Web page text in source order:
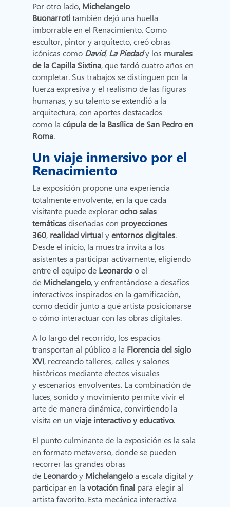
Por otro lado, Michelangelo
Buonarrotitambién dejó una huella
imborrable en el Renacimiento. Como
escultor, pintor y arquitecto, creó obras
icónicas como David, La Piedady los murales
de la Capilla Sixtina, que tardó cuatro años en
completar. Sus trabajos se distinguen por la
fuerza expresiva y el realismo de las figuras
humanas, y su talento se extendió a la
arquitectura, con aportes destacados
como la cúpula de la Basílica de San Pedro en
Roma.
Un viaje inmersivo por el
Renacimiento
La exposición propone una experiencia
totalmente envolvente, en la que cada
visitante puede explorarocho salas
temáticasdiseñadas con proyecciones
360, realidad virtual yentornos digitales.
Desde el inicio, la muestra invita a los
asistentes a participar activamente, eligiendo
entre el equipo de Leonardoo el
de Michelangelo, y enfrentándose a desafíos
interactivos inspirados en la gamificación,
como decidir junto a qué artista posicionarse
o cómo interactuar con las obras digitales.
A lo largo del recorrido, los espacios
transportan al público a la Florencia del siglo
XVI, recreando talleres, calles y salones
históricos mediante efectos visuales
y escenarios envolventes. La combinación de
luces, sonido y movimiento permite vivir el
arte de manera dinámica, convirtiendo la
visita en unviaje interactivo y educativo.
El punto culminante de la exposición es la sala
en formato metaverso, donde se pueden
recorrer las grandes obras
de Leonardoy Michelangeloa escala digital y
participar en lavotación final para elegir al
artista favorito. Esta mecánica interactiva